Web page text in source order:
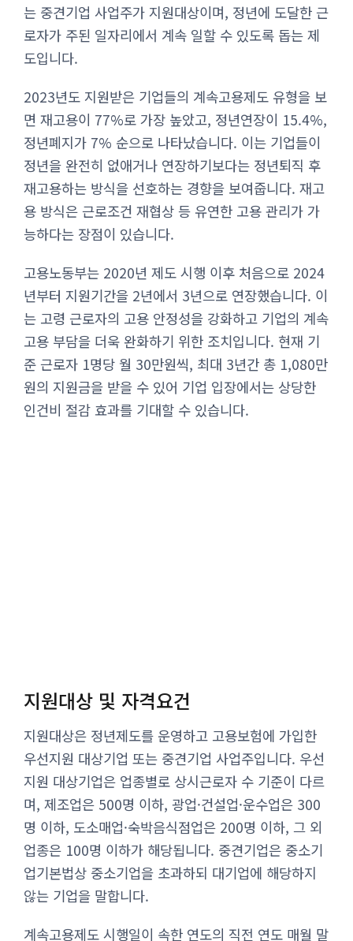
는 중견기업 사업주가 지원대상이며, 정년에 도달한 근
로자가 주된 일자리에서 계속 일할 수 있도록 돕는 제
도입니다.
2023년도 지원받은 기업들의 계속고용제도 유형을 보
면 재고용이 77%로 가장 높았고, 정년연장이 15.4%,
정년폐지가 7% 순으로 나타났습니다. 이는 기업들이
정년을 완전히 없애거나 연장하기보다는 정년퇴직 후
재고용하는 방식을 선호하는 경향을 보여줍니다. 재고
용 방식은 근로조건 재협상 등 유연한 고용 관리가 가
능하다는 장점이 있습니다.
고용노동부는 2020년 제도 시행 이후 처음으로 2024
년부터 지원기간을 2년에서 3년으로 연장했습니다. 이
는 고령 근로자의 고용 안정성을 강화하고 기업의 계속
고용 부담을 더욱 완화하기 위한 조치입니다. 현재 기
준 근로자 1명당 월 30만원씩, 최대 3년간 총 1,080만
원의 지원금을 받을 수 있어 기업 입장에서는 상당한
인건비 절감 효과를 기대할 수 있습니다.
지원대상 및 자격요건
지원대상은 정년제도를 운영하고 고용보험에 가입한
우선지원 대상기업 또는 중견기업 사업주입니다. 우선
지원 대상기업은 업종별로 상시근로자 수 기준이 다르
며, 제조업은 500명 이하, 광업·건설업·운수업은 300
명 이하, 도소매업·숙박음식점업은 200명 이하, 그 외
업종은 100명 이하가 해당됩니다. 중견기업은 중소기
업기본법상 중소기업을 초과하되 대기업에 해당하지
않는 기업을 말합니다.
계속고용제도 시행일이 속한 연도의 직전 연도 매월 말